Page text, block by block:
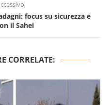
focus su sicurezza e
il Sahel
CORRELATE: